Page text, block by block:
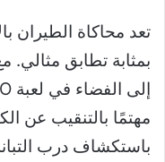
تعد محاكاة الطيران
مهتمًا بالتنقيب عن
باستكشاف درب